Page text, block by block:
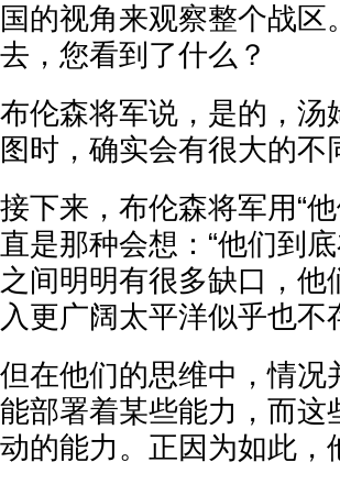
国的视角来观察整个战
去，您看到了什么？
布伦森将军说，是的，
图时，确实会有很大的不
接下来，布伦森将军用“
直是那种会想：“他们到
之间明明有很多缺口，
入更广阔太平洋似乎也不
但在他们的思维中，情
能部署着某些能力，而
动的能力。正因为如此